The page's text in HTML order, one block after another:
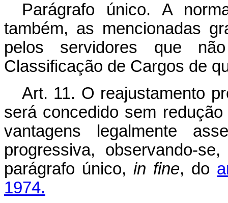
Parágrafo único. A
também, as mencionadas
pelos servidores que
Classificação de Cargos de
Art. 11. O reajustamento
será concedido sem
vantagens legalmente
progressiva, observando-
parágrafo único,in fine, do
1974.